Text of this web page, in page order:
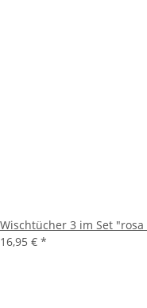
Wischtücher 3 im Set
16,95 € *